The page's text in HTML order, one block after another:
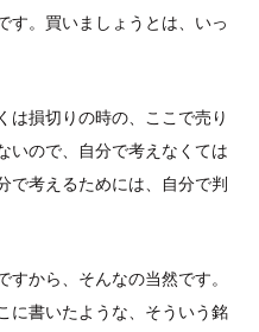
す。買いましょうとは、いっ
は損切りの時の、ここで売り
いので、自分で考えなくては
で考えるためには、自分で判
から、そんなの当然です。
に書いたような、そういう銘